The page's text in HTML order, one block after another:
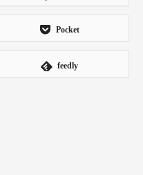
Pocket
feedly